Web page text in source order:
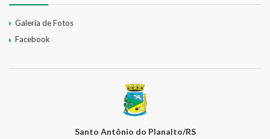
Galeria de Fotos
Facebook
Santo Antônio do Planalto/RS